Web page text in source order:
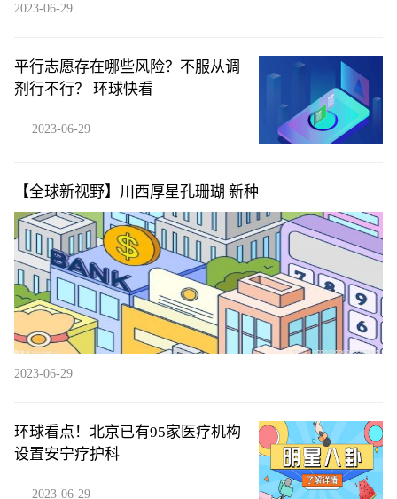
2023-06-29
平行志愿存在哪些风险？不服从调
剂行不行？ 环球快看
2023-06-29
【全球新视野】川西厚星孔珊瑚 新种
2023-06-29
环球看点！北京已有95家医疗机构
设置安宁疗护科
2023-06-29